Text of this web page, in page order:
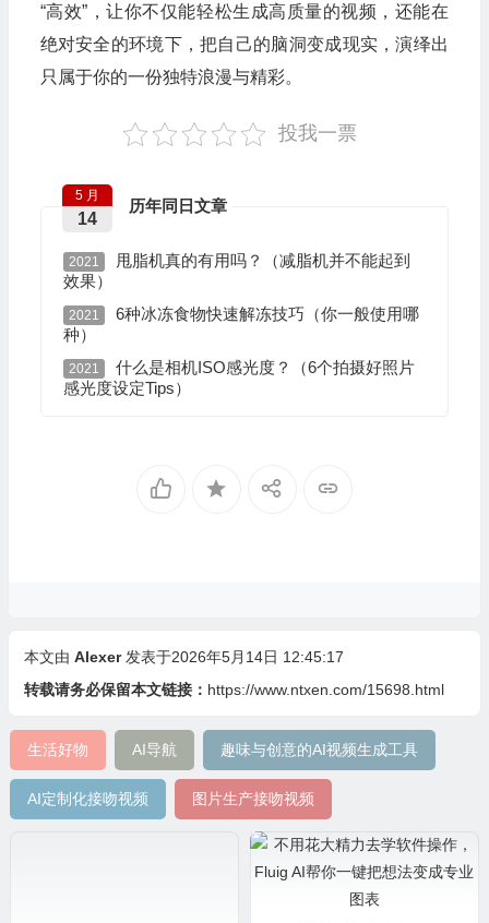
“高效”，让你不仅能轻松生成高质量的视频，还能在
绝对安全的环境下，把自己的脑洞变成现实，演绎出
只属于你的一份独特浪漫与精彩。
投我一票
历年同日文章
5 月
14
2021
甩脂机真的有用吗？（减脂机并不能起到
效果）
2021
6种冰冻食物快速解冻技巧（你一般使用哪
种）
2021
什么是相机ISO感光度？（6个拍摄好照片
感光度设定Tips）
本文由 Alexer 发表于2026年5月14日 12:45:17
转载请务必保留本文链接： https://www.ntxen.com/15698.html
生活好物 AI导航 趣味与创意的AI视频生成工具
AI定制化接吻视频 图片生产接吻视频